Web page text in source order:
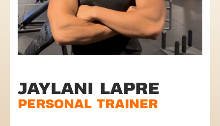
JAYLANI LAPRE
PERSONAL TRAINER